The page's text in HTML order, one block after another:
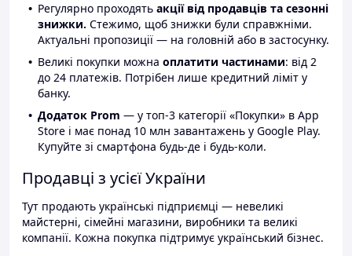
Регулярно проходять акції від продавців та сезонні
знижки. Стежимо, щоб знижки були справжніми.
Актуальні пропозиції — на головній або в застосунку.
Великі покупки можна оплатити частинами: від 2
до 24 платежів. Потрібен лише кредитний ліміт у
банку.
Додаток Prom — у топ-3 категорії «Покупки» в App
Store і має понад 10 млн завантажень у Google Play.
Купуйте зі смартфона будь-де і будь-коли.
Продавці з усієї України
Тут продають українські підприємці — невеликі
майстерні, сімейні магазини, виробники та великі
компанії. Кожна покупка підтримує український бізнес.